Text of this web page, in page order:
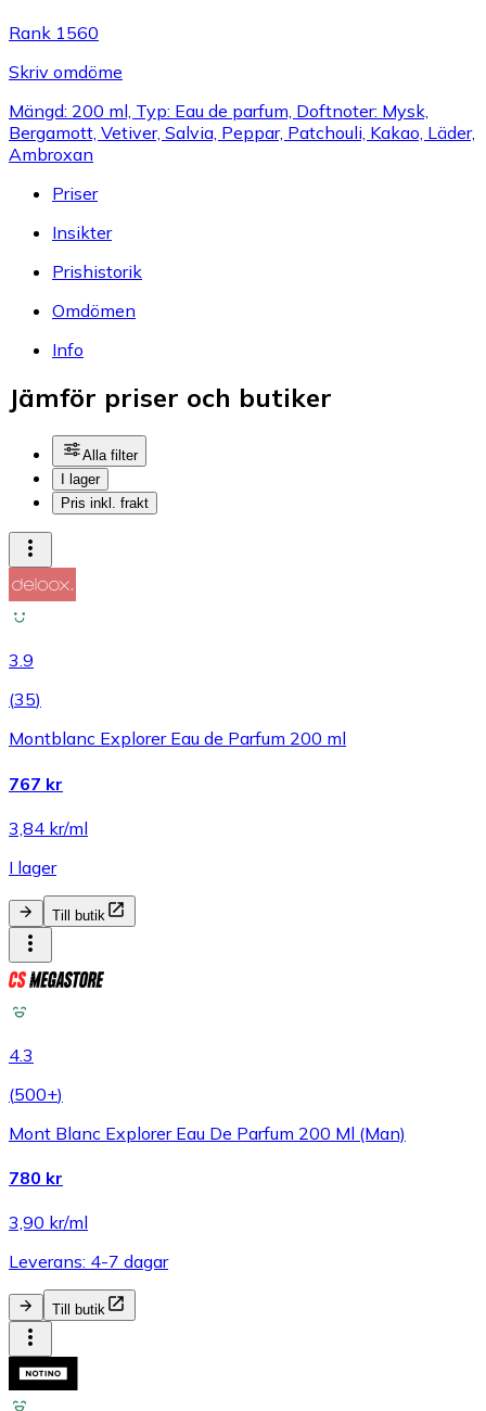
Rank 1560
Skriv omdöme
Mängd: 200 ml, Typ: Eau de parfum, Doftnoter: Mysk,
Bergamott, Vetiver, Salvia, Peppar, Patchouli, Kakao, Läder,
Ambroxan
Priser
Insikter
Prishistorik
Omdömen
Info
Jämför priser och butiker
Alla filter
I lager
Pris inkl. frakt
3.9
(35)
Montblanc Explorer Eau de Parfum 200 ml
767 kr
3,84 kr/ml
I lager
Till butik
4.3
(500+)
Mont Blanc Explorer Eau De Parfum 200 Ml (Man)
780 kr
3,90 kr/ml
Leverans: 4-7 dagar
Till butik